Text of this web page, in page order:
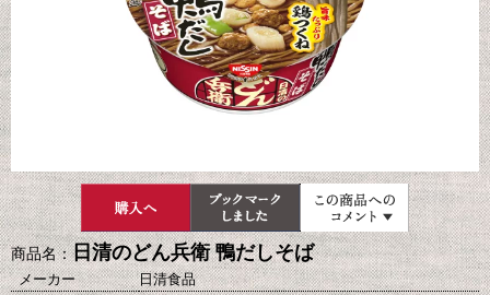
商品名：日清のどん兵衛 鴨だしそば
メーカー
日清食品